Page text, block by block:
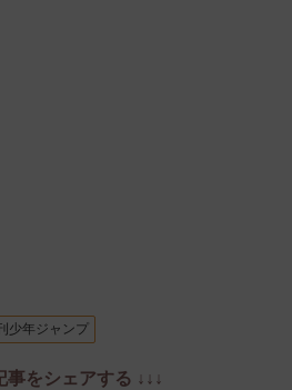
少年ジャンプ
事をシェアする ↓↓↓